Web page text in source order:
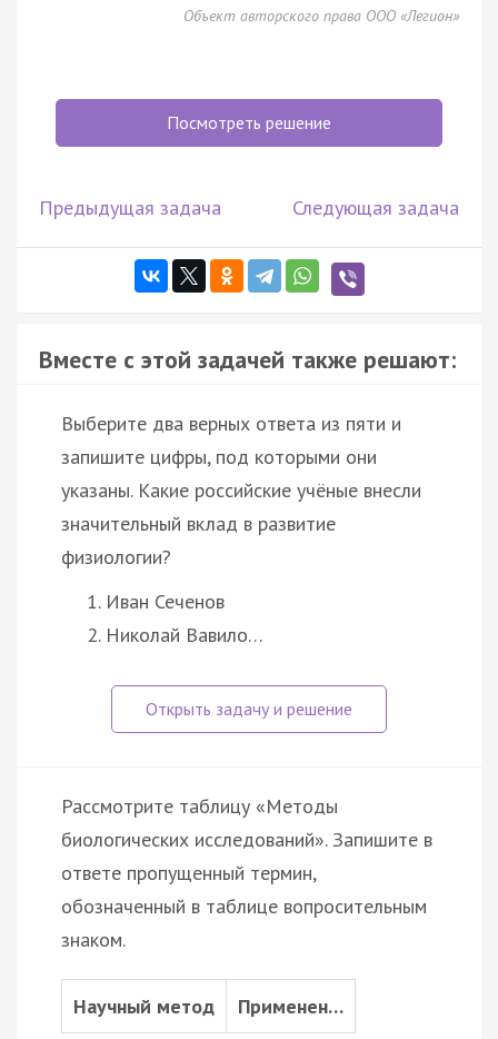
Объект авторского права ООО «Легион»
Посмотреть решение
Предыдущая задача Следующая задача
Вместе с этой задачей также решают:
Выберите два верных ответа из пяти и
запишите цифры, под которыми они
указаны. Какие российские учёные внесли
значительный вклад в развитие
физиологии?
Иван Сеченов
Николай Вавило…
Рассмотрите таблицу «Методы
биологических исследований». Запишите в
ответе пропущенный термин,
обозначенный в таблице вопросительным
знаком.
Научный метод Применен…